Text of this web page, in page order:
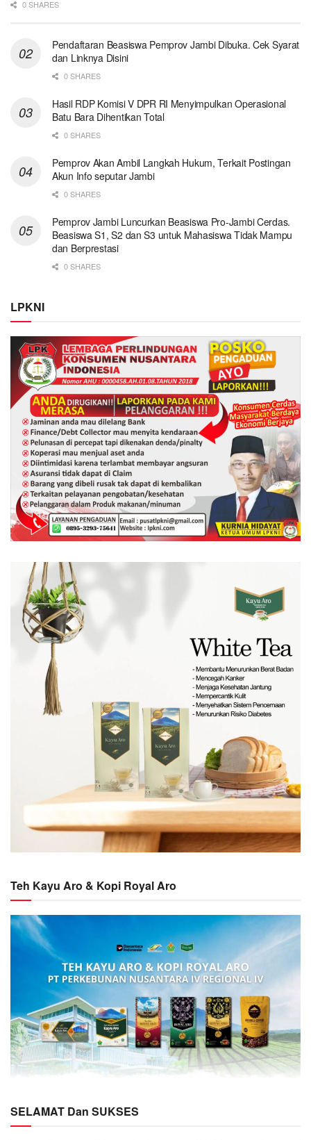
0 SHARES
Pendaftaran Beasiswa Pemprov Jambi Dibuka. Cek Syarat
dan Linknya Disini
0 SHARES
Hasil RDP Komisi V DPR RI Menyimpulkan Operasional
Batu Bara Dihentikan Total
0 SHARES
Pemprov Akan Ambil Langkah Hukum, Terkait Postingan
Akun Info seputar Jambi
0 SHARES
Pemprov Jambi Luncurkan Beasiswa Pro-Jambi Cerdas.
Beasiswa S1, S2 dan S3 untuk Mahasiswa Tidak Mampu
dan Berprestasi
0 SHARES
LPKNI
Teh Kayu Aro & Kopi Royal Aro
SELAMAT Dan SUKSES